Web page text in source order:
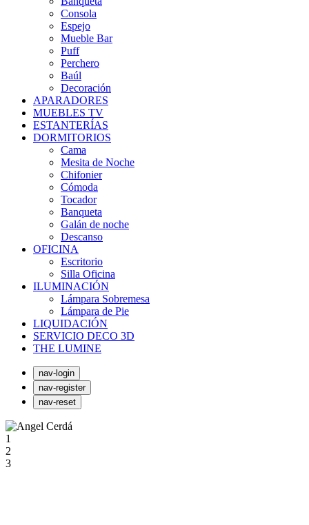
Consola
Espejo
Mueble Bar
Puff
Perchero
Baúl
Decoración
APARADORES
MUEBLES TV
ESTANTERÍAS
DORMITORIOS
Cama
Mesita de Noche
Chifonier
Cómoda
Tocador
Banqueta
Galán de noche
Descanso
OFICINA
Escritorio
Silla Oficina
ILUMINACIÓN
Lámpara Sobremesa
Lámpara de Pie
LIQUIDACIÓN
SERVICIO DECO 3D
THE LUMINE
nav-login
nav-register
nav-reset
1
2
3